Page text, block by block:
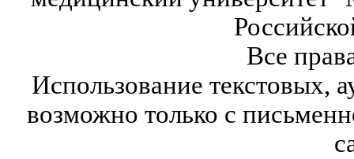
Все
Использование текстовых,
возможно только с